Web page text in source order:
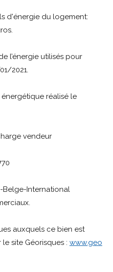
d'énergie du logement:
l’énergie utilisés pour
2021.
réalisé le
vendeur
Belge-International
auxquels ce bien est
site Géorisques : www.geo